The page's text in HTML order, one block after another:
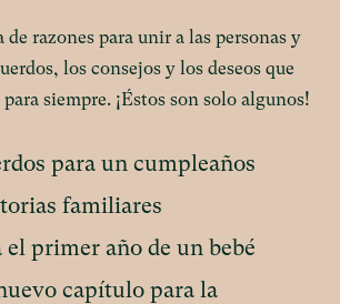
razones para unir a las personas y
los consejos y los deseos que
siempre. ¡Éstos son solo algunos!
para un cumpleaños
familiares
el primer año de un bebé
capítulo para la